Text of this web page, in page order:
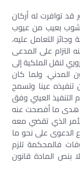
توافرت له أركان
بعيب من عيوب
وجائز التعامل عليه،
التزام على المدعى
لنقل الملكية إلى
4۲۸ من القانون المدني. ولما كان
تنفيذه عينا وتسمح
العيني وفق
على هدى ما أفصحت عنه
الذي تقضي معه
الدعوى على نحو ما
فالمحكمة تلزم
بنص المادة قانون